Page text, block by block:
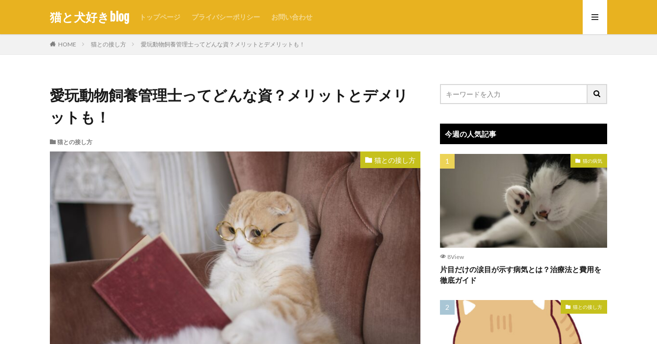
猫と犬好きblog トップページ プライバシーポリシー お問い合わせ
HOME 猫との接し方 愛玩動物飼養管理士ってどんな資？メリットとデメリットも！
愛玩動物飼養管理士ってどんな資？メリットとデメリ
ットも！
猫との接し方
猫との接し方
今週の人気記事
猫の病気
8View
片目だけの涙目が示す病気とは？治療法と費用を
徹底ガイド
猫との接し方